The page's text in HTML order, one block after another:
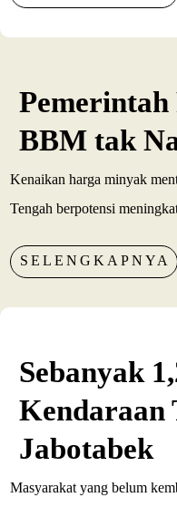
BBM tak
Kenaikan harga minyak
Tengah berpotensi
SELENGKAPNYA
Sebanyak
Kendaraan
Jabotabek
Masyarakat yang belum